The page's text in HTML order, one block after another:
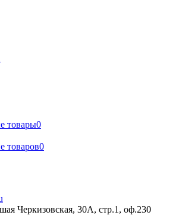
товары0
товаров0
Черкизовская, 30А, стр.1, оф.230